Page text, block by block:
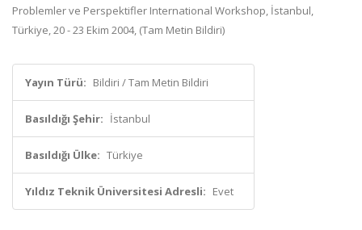
Problemler ve Perspektifler International Workshop, İstanbul,
Türkiye, 20 - 23 Ekim 2004, (Tam Metin Bildiri)
Yayın Türü: Bildiri / Tam Metin Bildiri
Basıldığı Şehir: İstanbul
Basıldığı Ülke: Türkiye
Yıldız Teknik Üniversitesi Adresli: Evet